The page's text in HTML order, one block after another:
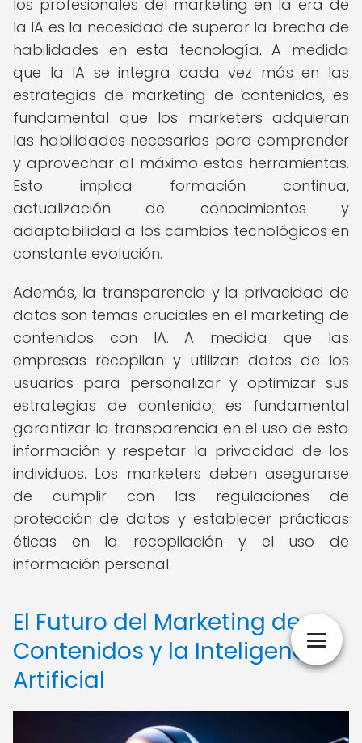
los profesionales del marketing en la era de
la IA es la necesidad de superar la brecha de
habilidades en esta tecnología. A medida
que la IA se integra cada vez más en las
estrategias de marketing de contenidos, es
fundamental que los marketers adquieran
las habilidades necesarias para comprender
y aprovechar al máximo estas herramientas.
Esto implica formación continua,
actualización de conocimientos y
adaptabilidad a los cambios tecnológicos en
constante evolución.
Además, la transparencia y la privacidad de
datos son temas cruciales en el marketing de
contenidos con IA. A medida que las
empresas recopilan y utilizan datos de los
usuarios para personalizar y optimizar sus
estrategias de contenido, es fundamental
garantizar la transparencia en el uso de esta
información y respetar la privacidad de los
individuos. Los marketers deben asegurarse
de cumplir con las regulaciones de
protección de datos y establecer prácticas
éticas en la recopilación y el uso de
información personal.
El Futuro del Marketing de
Contenidos y la Inteligencia
Artificial